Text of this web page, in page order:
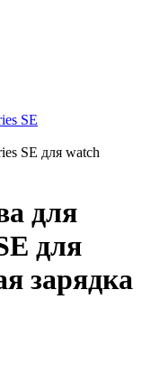
SE
SE для watch
для
для
зарядка